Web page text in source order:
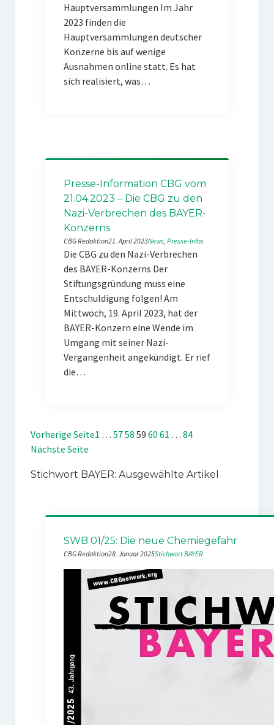
Hauptversammlungen Im Jahr
2023 finden die
Hauptversammlungen deutscher
Konzerne bis auf wenige
Ausnahmen online statt. Es hat
sich realisiert, was…
Presse-Information CBG vom
21.04.2023 – Die CBG zu den
Nazi-Verbrechen des BAYER-
Konzerns
CBG Redaktion21. April 2023News, Presse-Infos
Die CBG zu den Nazi-Verbrechen
des BAYER-Konzerns Der
Stiftungsgründung muss eine
Entschuldigung folgen! Am
Mittwoch, 19. April 2023, hat der
BAYER-Konzern eine Wende im
Umgang mit seiner Nazi-
Vergangenheit angekündigt. Er rief
die…
Vorherige Seite1 … 5758 59 60 61 … 84
Nächste Seite
Stichwort BAYER: Ausgewählte Artikel
SWB 01/25: Die neue Chemiegefahr
CBG Redaktion28. Januar 2025Stichwort BAYER